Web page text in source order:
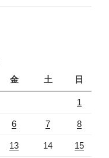
金 土 日
1
6 7 8
13 14 15